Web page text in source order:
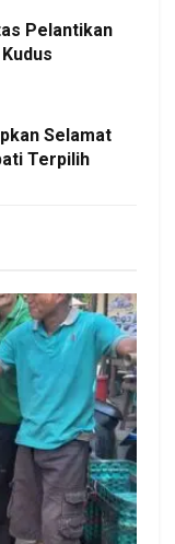
Pelantikan
Selamat
Terpilih